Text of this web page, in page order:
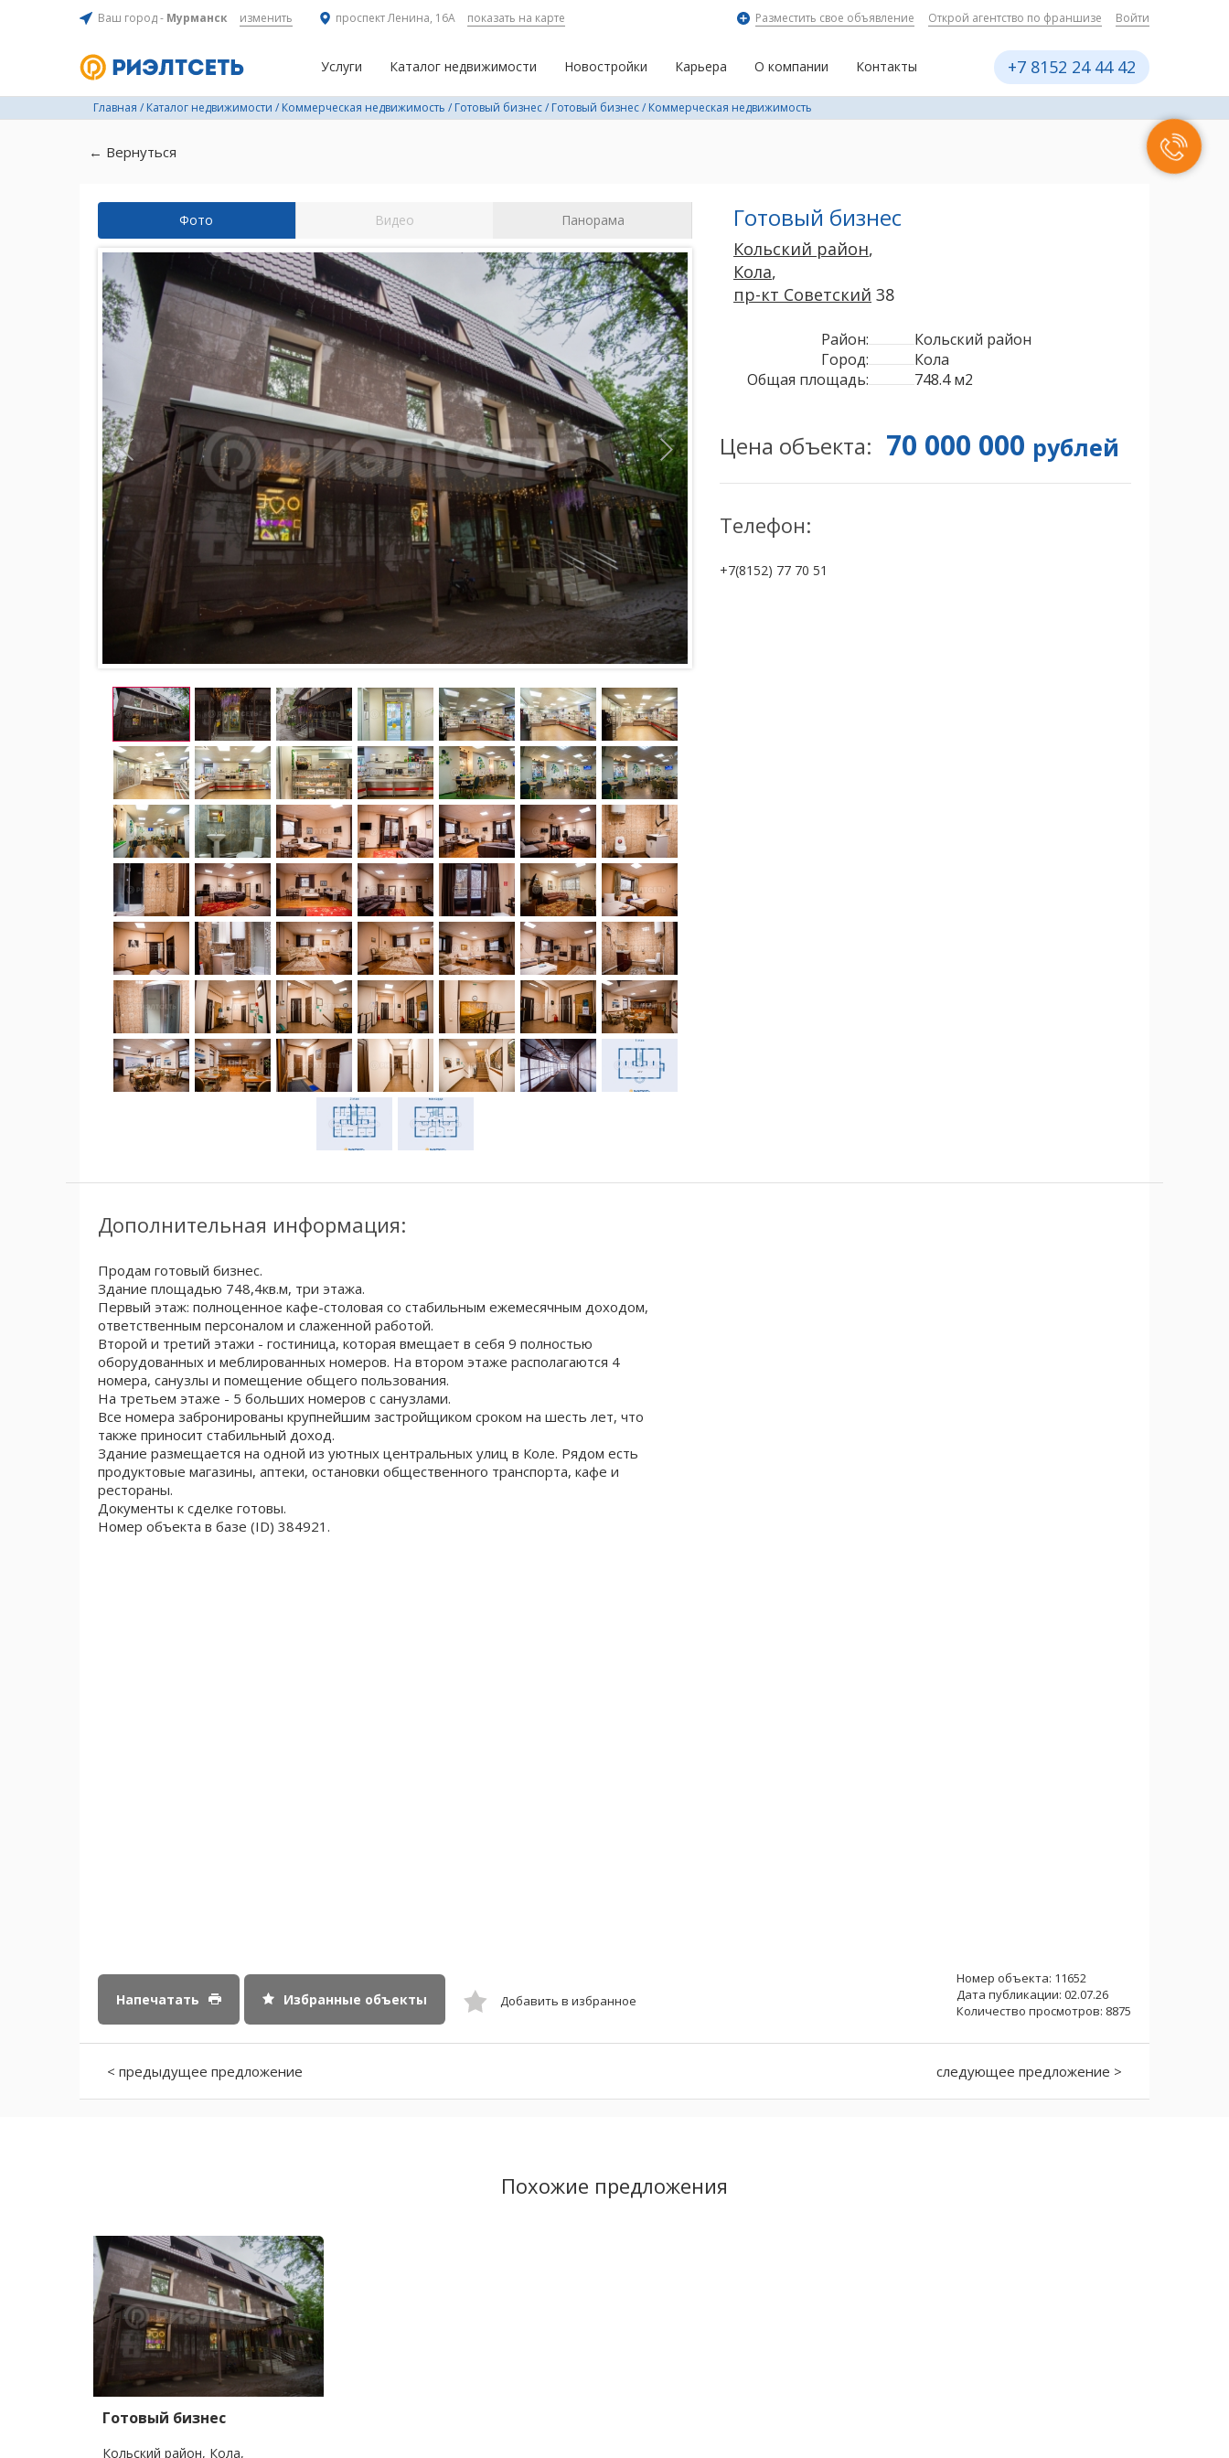
Ваш город - Мурманск изменить проспект Ленина, 16А показать на карте Разместить свое объявление Открой агентство по франшизе Войти
Услуги Каталог недвижимости Новостройки Карьера О компании Контакты +7 8152 24 44 42
Главная / Каталог недвижимости / Коммерческая недвижимость / Готовый бизнес/ Готовый бизнес/ Коммерческая недвижимость
← Вернуться
Фото Видео Панорама Готовый бизнес
Кольский район,
Кола,
пр-кт Советский 38
Район:
Кольский район
Город:
Кола
Общая площадь:
748.4 м2
Цена объекта: 70 000 000 рублей
Телефон:
+7(8152) 77 70 51
Дополнительная информация:
Продам готовый бизнес.
Здание площадью 748,4кв.м, три этажа.
Первый этаж: полноценное кафе-столовая со стабильным ежемесячным доходом,
ответственным персоналом и слаженной работой.
Второй и третий этажи - гостиница, которая вмещает в себя 9 полностью
оборудованных и меблированных номеров. На втором этаже располагаются 4
номера, санузлы и помещение общего пользования.
На третьем этаже - 5 больших номеров с санузлами.
Все номера забронированы крупнейшим застройщиком сроком на шесть лет, что
также приносит стабильный доход.
Здание размещается на одной из уютных центральных улиц в Коле. Рядом есть
продуктовые магазины, аптеки, остановки общественного транспорта, кафе и
рестораны.
Документы к сделке готовы.
Номер объекта в базе (ID) 384921.
Напечатать Избранные объекты Добавить в избранное
Номер объекта: 11652
Дата публикации: 02.07.26
Количество просмотров: 8875
< предыдущее предложение следующее предложение >
Похожие предложения
Готовый бизнес
Кольский район, Кола,